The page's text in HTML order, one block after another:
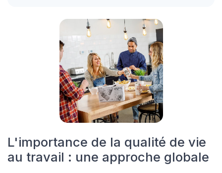
L'importance de la qualité de vie
au travail : une approche globale